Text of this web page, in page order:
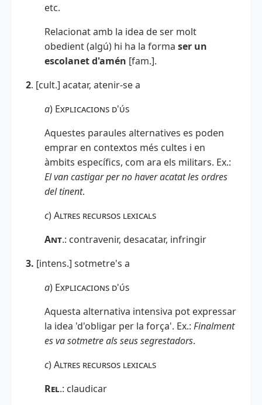
etc.
Relacionat amb la idea de ser molt
obedient (algú) hi ha la forma ser un
escolanet d'amén [fam.].
2. [cult.] acatar, atenir-se a
a) Explicacions d'ús
Aquestes paraules alternatives es poden
emprar en contextos més cultes i en
àmbits específics, com ara els militars. Ex.:
El van castigar per no haver acatat les ordres
del tinent.
c)Altres recursos lexicals
Ant.: contravenir, desacatar, infringir
3. [intens.] sotmetre's a
a) Explicacions d'ús
Aquesta alternativa intensiva pot expressar
la idea 'd'obligar per la força'. Ex.: Finalment
es va sotmetre als seus segrestadors.
c)Altres recursos lexicals
Rel.: claudicar